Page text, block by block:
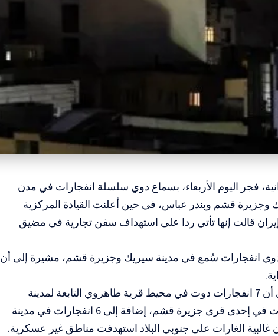
فجر اليوم الأربعاء، بسماع دوي سلسلة انفجارات في مدن
وجزيرة قشم وبندر عباس، في حين أعلنت القيادة المركزية
إيران قالت إنها تأتي ردا على استهداف سفن تجارية في مضيق
دوي انفجارات سُمع في مدينة سيريك وجزيرة قشم، مشيرة إلى أن
من جانبه، ذكر التلفزيون الإيراني أن 7 انفجارات دوت في محيط قرية طاهروي التابعة لمدينة
سيريك، كما سُمع دوي 6 انفجارات في إحدى قرى جزيرة قشم، إضافة إلى 6 انفجارات في مدينة
غالبية الغارات على جنوبي البلاد استهدفت مناطق غير عسكرية.